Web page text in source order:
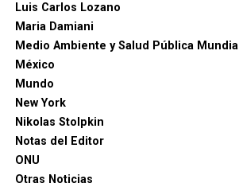
Luis Carlos Lozano
Maria Damiani
Medio Ambiente y Salud Pública Mundial
México
Mundo
New York
Nikolas Stolpkin
Notas del Editor
ONU
Otras Noticias